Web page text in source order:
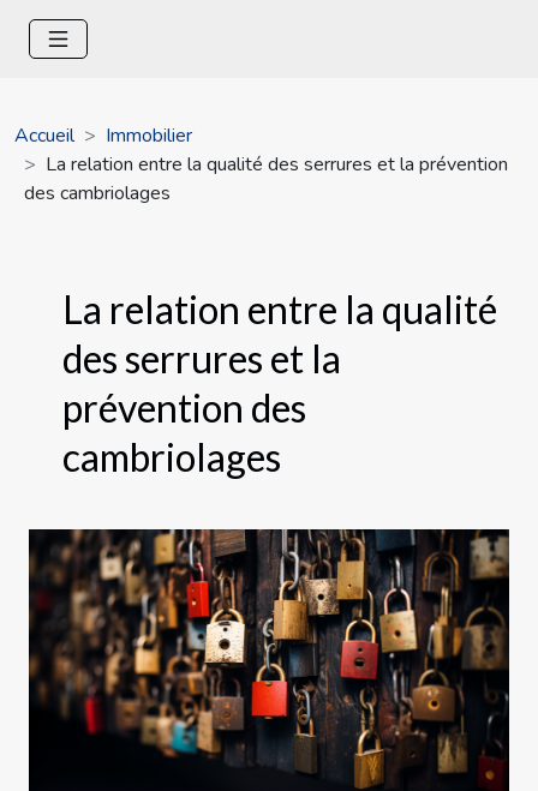
Accueil
Immobilier
La relation entre la qualité des serrures et la prévention
des cambriolages
La relation entre la qualité
des serrures et la
prévention des
cambriolages